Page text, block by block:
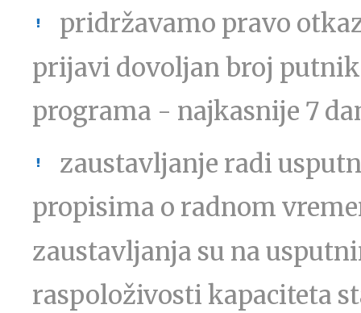
pridržavamo pravo
prijavi dovoljan broj
programa - najkasnije 7
zaustavljanje radi
propisima o radnom
zaustavljanja su na
raspoloživosti kapaciteta